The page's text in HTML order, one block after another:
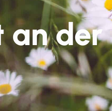
der